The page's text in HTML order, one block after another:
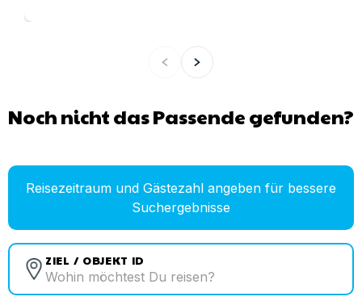
Noch nicht das Passende gefunden?
Reisezeitraum und Gästezahl angeben für bessere
Suchergebnisse
ZIEL / OBJEKT ID